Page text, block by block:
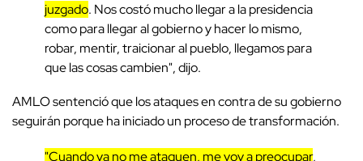
juzgado. Nos costó mucho llegar a la presidencia
como para llegar al gobierno y hacer lo mismo,
robar, mentir, traicionar al pueblo, llegamos para
que las cosas cambien", dijo.
AMLO sentenció que los ataques en contra de su gobierno
seguirán porque ha iniciado un proceso de transformación.
"Cuando ya no me ataquen, me voy a preocupar,